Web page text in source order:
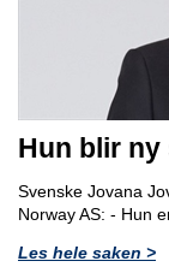
Hun blir ny
Svenske Jovana
Norway AS: - Hun
Les hele saken >